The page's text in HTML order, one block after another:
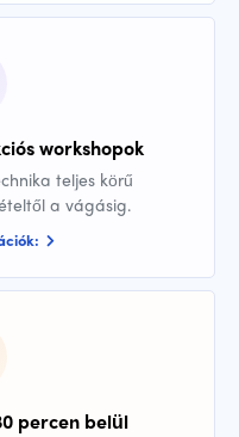
workshopok
teljes körű
a vágásig.
percen belül